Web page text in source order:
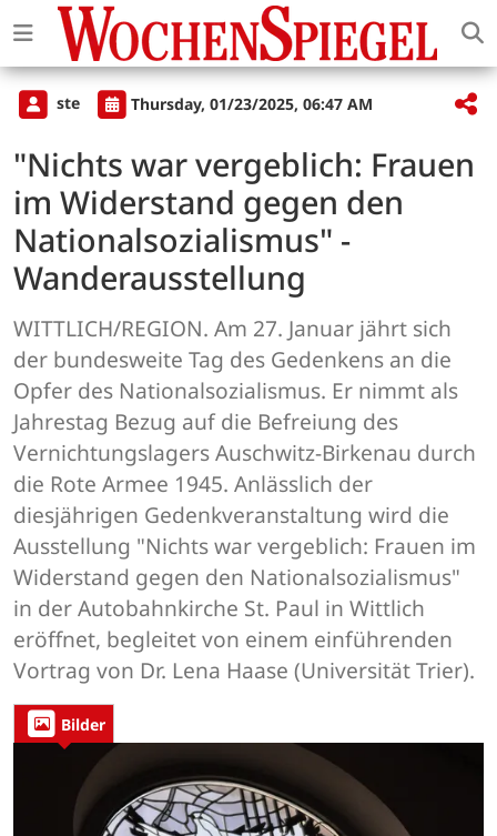
ste Thursday, 01/23/2025, 06:47 AM
"Nichts war vergeblich: Frauen
im Widerstand gegen den
Nationalsozialismus" -
Wanderausstellung
WITTLICH/REGION. Am 27. Januar jährt sich
der bundesweite Tag des Gedenkens an die
Opfer des Nationalsozialismus. Er nimmt als
Jahrestag Bezug auf die Befreiung des
Vernichtungslagers Auschwitz-Birkenau durch
die Rote Armee 1945. Anlässlich der
diesjährigen Gedenkveranstaltung wird die
Ausstellung "Nichts war vergeblich: Frauen im
Widerstand gegen den Nationalsozialismus"
in der Autobahnkirche St. Paul in Wittlich
eröffnet, begleitet von einem einführenden
Vortrag von Dr. Lena Haase (Universität Trier).
Bilder